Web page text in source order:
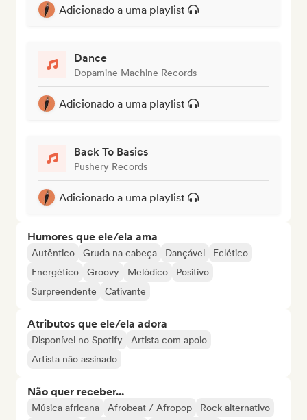
Adicionado a uma playlist
Dance
Dopamine Machine Records
Adicionado a uma playlist
Back To Basics
Pushery Records
Adicionado a uma playlist
Humores que ele/ela ama
Autêntico Gruda na cabeça Dançável
Eclético
Energético
Groovy Melódico
Positivo
Surpreendente
Cativante
Atributos que ele/ela adora
Disponível no Spotify
Artista com apoio
Artista não assinado
Não quer receber...
Música africana Afrobeat / Afropop Rock alternativo